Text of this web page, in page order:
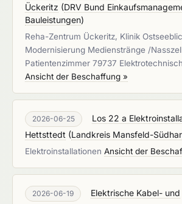
Ückeritz (DRV Bund
Bauleistungen)
Reha-Zentrum Ückeritz, Klinik
Modernisierung Medienstränge /
Patientenzimmer 79737
Ansicht der Beschaffung »
2026-06-25
Los 22 a
Hettsttedt (Landkreis Mansfeld-
Elektroinstallationen Ansicht der
2026-06-19 Elektrische Kabel- und